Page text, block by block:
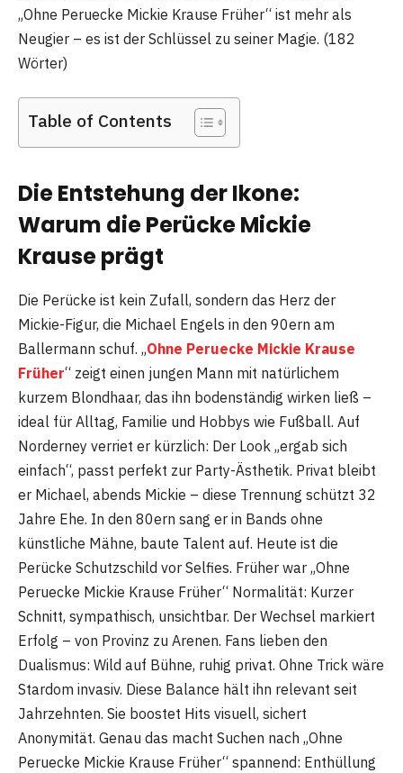
„Ohne Peruecke Mickie Krause Früher“ ist mehr als
Neugier – es ist der Schlüssel zu seiner Magie. (182
Wörter)
Table of Contents
Die Entstehung der Ikone:
Warum die Perücke Mickie
Krause prägt
Die Perücke ist kein Zufall, sondern das Herz der
Mickie-Figur, die Michael Engels in den 90ern am
Ballermann schuf. „Ohne Peruecke Mickie Krause
Früher“ zeigt einen jungen Mann mit natürlichem
kurzem Blondhaar, das ihn bodenständig wirken ließ –
ideal für Alltag, Familie und Hobbys wie Fußball. Auf
Norderney verriet er kürzlich: Der Look „ergab sich
einfach“, passt perfekt zur Party-Ästhetik. Privat bleibt
er Michael, abends Mickie – diese Trennung schützt 32
Jahre Ehe. In den 80ern sang er in Bands ohne
künstliche Mähne, baute Talent auf. Heute ist die
Perücke Schutzschild vor Selfies. Früher war „Ohne
Peruecke Mickie Krause Früher“ Normalität: Kurzer
Schnitt, sympathisch, unsichtbar. Der Wechsel markiert
Erfolg – von Provinz zu Arenen. Fans lieben den
Dualismus: Wild auf Bühne, ruhig privat. Ohne Trick wäre
Stardom invasiv. Diese Balance hält ihn relevant seit
Jahrzehnten. Sie boostet Hits visuell, sichert
Anonymität. Genau das macht Suchen nach „Ohne
Peruecke Mickie Krause Früher“ spannend: Enthüllung